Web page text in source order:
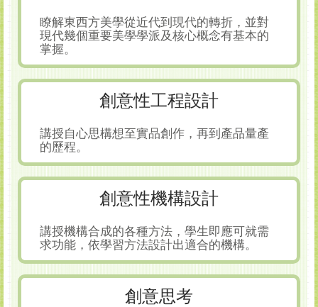
瞭解東西方美學從近代到現代的轉折，並對
現代幾個重要美學學派及核心概念有基本的
掌握。
創意性工程設計
講授自心思構想至實品創作，再到產品量產
的歷程。
創意性機構設計
講授機構合成的各種方法，學生即應可就需
求功能，依學習方法設計出適合的機構。
創意思考